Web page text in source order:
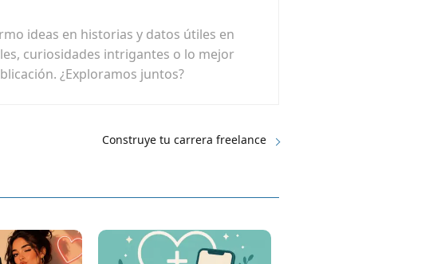
ideas en historias y datos útiles en
curiosidades intrigantes o lo mejor
¿Exploramos juntos?
Construye tu carrera freelance